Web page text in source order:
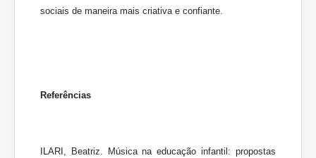
sociais de maneira mais criativa e confiante.
Referências
ILARI, Beatriz. Música na educação infantil: propostas